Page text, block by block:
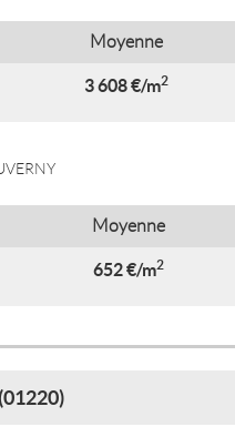
Moyenne
3 608 €/m2
Moyenne
652 €/m2